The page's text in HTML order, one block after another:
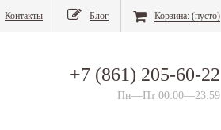
Контакты Блог Корзина: (пусто)
+7 (861) 205-60-22
Пн—Пт 00:00—23:59